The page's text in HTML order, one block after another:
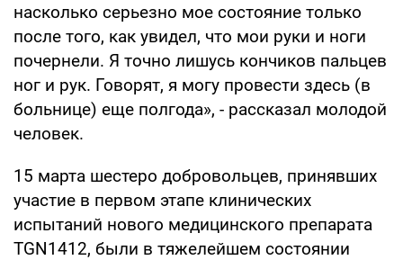
насколько серьезно мое состояние только
после того, как увидел, что мои руки и ноги
почернели. Я точно лишусь кончиков пальцев
ног и рук. Говорят, я могу провести здесь (в
больнице) еще полгода», - рассказал молодой
человек.
15 марта шестеро добровольцев, принявших
участие в первом этапе клинических
испытаний нового медицинского препарата
TGN1412, были в тяжелейшем состоянии